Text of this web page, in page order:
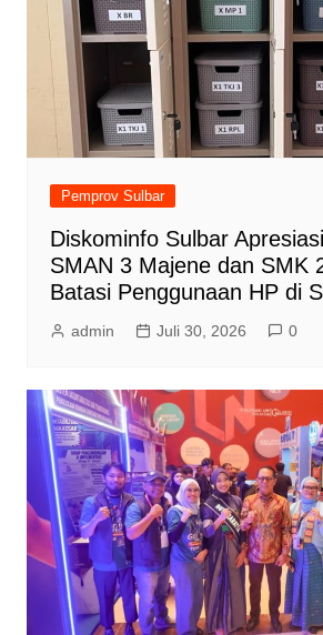
Pemprov Sulbar
Diskominfo Sulbar
SMAN 3 Majene dan SMK
Batasi Penggunaan HP di
admin Juli 30, 2026 0